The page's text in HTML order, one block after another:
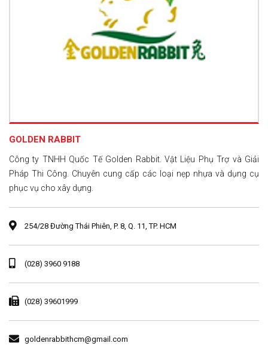
GOLDEN RABBIT
Công ty TNHH Quốc Tế Golden Rabbit. Vật Liệu Phụ Trợ và Giải
Pháp Thi Công. Chuyên cung cấp các loại nẹp nhựa và dụng cụ
phục vụ cho xây dựng.
254/28 Đường Thái Phiên, P. 8, Q. 11, TP. HCM
(028) 3960 9188
(028) 39601999
goldenrabbithcm@gmail.com